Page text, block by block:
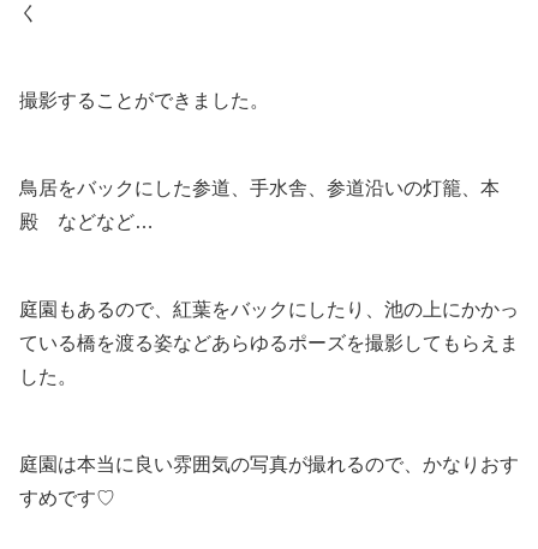
く
撮影することができました。
鳥居をバックにした参道、手水舎、参道沿いの灯籠、本
殿 などなど…
庭園もあるので、紅葉をバックにしたり、池の上にかかっ
ている橋を渡る姿などあらゆるポーズを撮影してもらえま
した。
庭園は本当に良い雰囲気の写真が撮れるので、かなりおす
すめです♡